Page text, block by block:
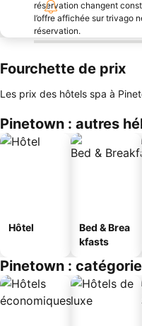
réservation changent
l’offre affichée sur trivago
réservation.
Fourchette de prix
Les prix des hôtels spa à
Pinetown : autres
Hôtel
Bed & Brea
kfasts
Pinetown :